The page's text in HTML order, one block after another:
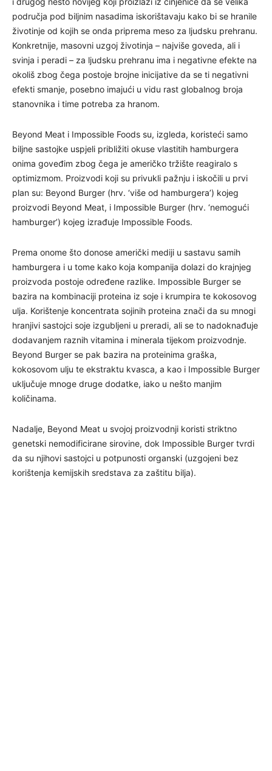
područja pod biljnim nasadima iskorištavaju kako bi se hranile
životinje od kojih se onda priprema meso za ljudsku prehranu.
Konkretnije, masovni uzgoj životinja – najviše goveda, ali i
svinja i peradi – za ljudsku prehranu ima i negativne efekte na
okoliš zbog čega postoje brojne inicijative da se ti negativni
efekti smanje, posebno imajući u vidu rast globalnog broja
stanovnika i time potreba za hranom.
Beyond Meat i Impossible Foods su, izgleda, koristeći samo
biljne sastojke uspjeli približiti okuse vlastitih hamburgera
onima goveđim zbog čega je američko tržište reagiralo s
optimizmom. Proizvodi koji su privukli pažnju i iskočili u prvi
plan su: Beyond Burger (hrv. ‘više od hamburgera’) kojeg
proizvodi Beyond Meat, i Impossible Burger (hrv. ‘nemogući
hamburger’) kojeg izrađuje Impossible Foods.
Prema onome što donose američki mediji u sastavu samih
hamburgera i u tome kako koja kompanija dolazi do krajnjeg
proizvoda postoje određene razlike. Impossible Burger se
bazira na kombinaciji proteina iz soje i krumpira te kokosovog
ulja. Korištenje koncentrata sojinih proteina znači da su mnogi
hranjivi sastojci soje izgubljeni u preradi, ali se to nadoknađuje
dodavanjem raznih vitamina i minerala tijekom proizvodnje.
Beyond Burger se pak bazira na proteinima graška,
kokosovom ulju te ekstraktu kvasca, a kao i Impossible Burger
uključuje mnoge druge dodatke, iako u nešto manjim
količinama.
Nadalje, Beyond Meat u svojoj proizvodnji koristi striktno
genetski nemodificirane sirovine, dok Impossible Burger tvrdi
da su njihovi sastojci u potpunosti organski (uzgojeni bez
korištenja kemijskih sredstava za zaštitu bilja).